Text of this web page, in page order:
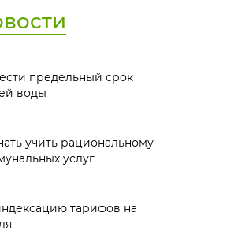
предельный срок
воды
учить рациональному
услуг
тарифов на